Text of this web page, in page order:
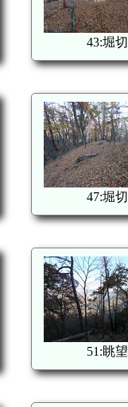
43:堀切
47:堀切
51:眺望